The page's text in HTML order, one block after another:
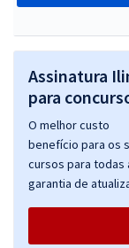
Assinatura
para
O melhor custo
benefício para os
cursos para todas
garantia de